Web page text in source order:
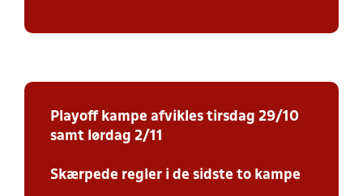
Playoff kampe afvikles tirsdag 29/10
samt lørdag 2/11
Skærpede regler i de sidste to kampe